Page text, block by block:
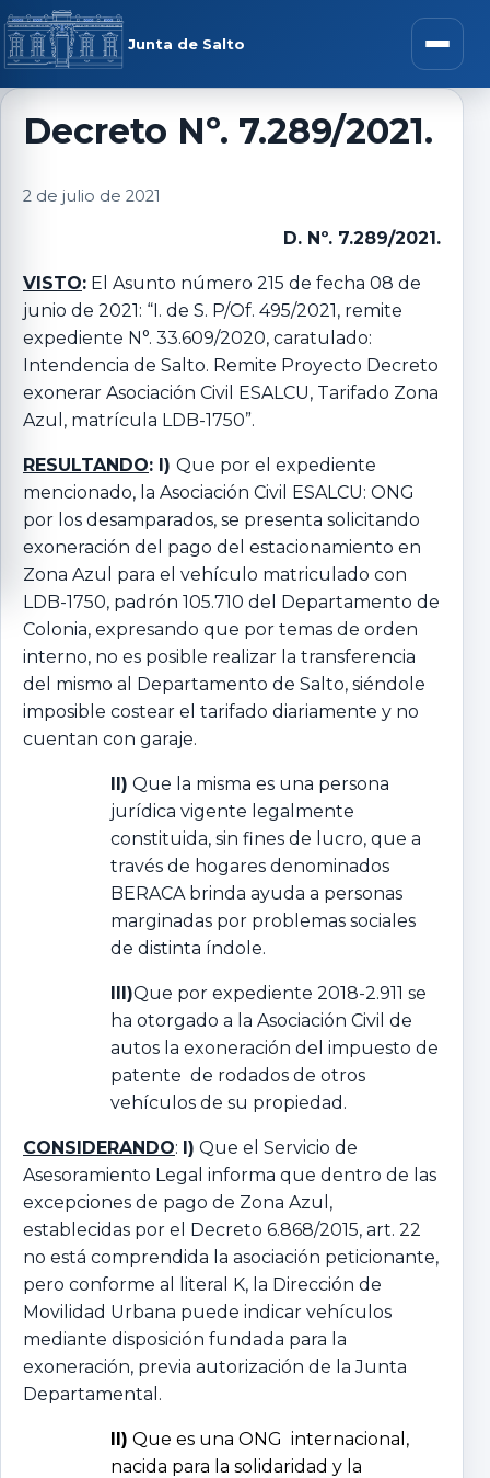
Saltar al contenido
Junta de Salto Abrir
menú
Decreto Nº. 7.289/2021.
2 de julio de 2021
D. Nº. 7.289/2021.
VISTO: El Asunto número 215 de fecha 08 de
junio de 2021: “I. de S. P/Of. 495/2021, remite
expediente N°. 33.609/2020, caratulado:
Intendencia de Salto. Remite Proyecto Decreto
exonerar Asociación Civil ESALCU, Tarifado Zona
Azul, matrícula LDB-1750”.
RESULTANDO: I) Que por el expediente
mencionado, la Asociación Civil ESALCU: ONG
por los desamparados, se presenta solicitando
exoneración del pago del estacionamiento en
Zona Azul para el vehículo matriculado con
LDB-1750, padrón 105.710 del Departamento de
Colonia, expresando que por temas de orden
interno, no es posible realizar la transferencia
del mismo al Departamento de Salto, siéndole
imposible costear el tarifado diariamente y no
cuentan con garaje.
II) Que la misma es una persona
jurídica vigente legalmente
constituida, sin fines de lucro, que a
través de hogares denominados
BERACA brinda ayuda a personas
marginadas por problemas sociales
de distinta índole.
III)Que por expediente 2018-2.911 se
ha otorgado a la Asociación Civil de
autos la exoneración del impuesto de
patente de rodados de otros
vehículos de su propiedad.
CONSIDERANDO: I) Que el Servicio de
Asesoramiento Legal informa que dentro de las
excepciones de pago de Zona Azul,
establecidas por el Decreto 6.868/2015, art. 22
no está comprendida la asociación peticionante,
pero conforme al literal K, la Dirección de
Movilidad Urbana puede indicar vehículos
mediante disposición fundada para la
exoneración, previa autorización de la Junta
Departamental.
II) Que es una ONG internacional,
nacida para la solidaridad y la